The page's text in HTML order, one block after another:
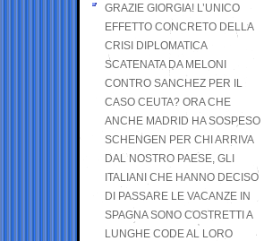
GRAZIE GIORGIA! L’UNICO
EFFETTO CONCRETO DELLA
CRISI DIPLOMATICA
SCATENATA DA MELONI
CONTRO SANCHEZ PER IL
CASO CEUTA? ORA CHE
ANCHE MADRID HA SOSPESO
SCHENGEN PER CHI ARRIVA
DAL NOSTRO PAESE, GLI
ITALIANI CHE HANNO DECISO
DI PASSARE LE VACANZE IN
SPAGNA SONO COSTRETTI A
LUNGHE CODE AL LORO